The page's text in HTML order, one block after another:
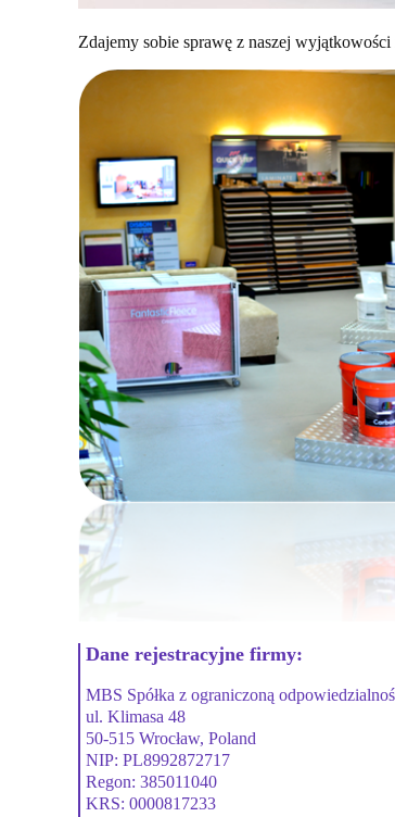
Zdajemy sobie sprawę z naszej
Dane rejestracyjne firmy:
MBS Spółka z ograniczoną
ul. Klimasa 48
50-515 Wrocław, Poland
NIP: PL8992872717
Regon: 385011040
KRS: 0000817233